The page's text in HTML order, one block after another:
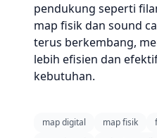
pendukung seperti
map fisik dan sound
terus berkembang,
lebih efisien dan
kebutuhan.
map digital map fisik